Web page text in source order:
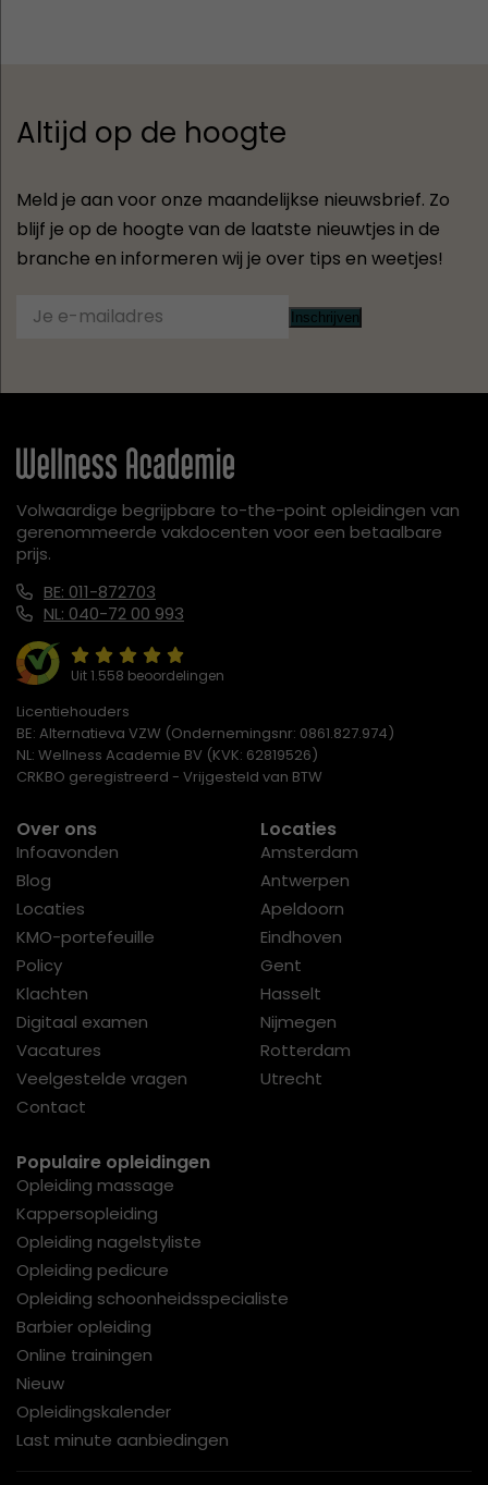
Altijd op de hoogte
Meld je aan voor onze maandelijkse nieuwsbrief. Zo
blijf je op de hoogte van de laatste nieuwtjes in de
branche en informeren wij je over tips en weetjes!
Inschrijven
Volwaardige begrijpbare to-the-point opleidingen van
gerenommeerde vakdocenten voor een betaalbare
prijs.
BE: 011-872703
NL: 040-72 00 993
Uit 1.558 beoordelingen
Licentiehouders
BE: Alternatieva VZW (Ondernemingsnr: 0861.827.974)
NL: Wellness Academie BV (KVK: 62819526)
CRKBO geregistreerd - Vrijgesteld van BTW
Over ons
Infoavonden
Blog
Locaties
KMO-portefeuille
Policy
Klachten
Digitaal examen
Vacatures
Veelgestelde vragen
Contact
Locaties
Amsterdam
Antwerpen
Apeldoorn
Eindhoven
Gent
Hasselt
Nijmegen
Rotterdam
Utrecht
Populaire opleidingen
Opleiding massage
Kappersopleiding
Opleiding nagelstyliste
Opleiding pedicure
Opleiding schoonheidsspecialiste
Barbier opleiding
Online trainingen
Nieuw
Opleidingskalender
Last minute aanbiedingen